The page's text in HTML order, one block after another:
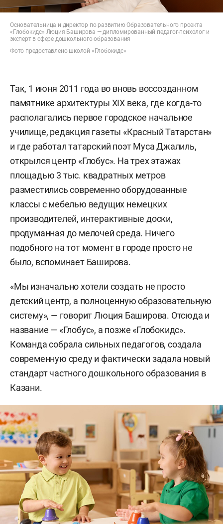
Основательница и директор по развитию Образовательного проекта
«Глобокидс» Люция Баширова — дипломированный педагог-психолог и
эксперт в сфере дошкольного образования
Фото предоставлено школой «Глобокидс»
Так, 1 июня 2011 года во вновь воссозданном
памятнике архитектуры XIX века, где когда-то
располагались первое городское начальное
училище, редакция газеты «Красный Татарстан»
и где работал татарский поэт Муса Джалиль,
открылся центр «Глобус». На трех этажах
площадью 3 тыс. квадратных метров
разместились современно оборудованные
классы с мебелью ведущих немецких
производителей, интерактивные доски,
продуманная до мелочей среда. Ничего
подобного на тот момент в городе просто не
было, вспоминает Баширова.
«Мы изначально хотели создать не просто
детский центр, а полноценную образовательную
систему», — говорит Люция Баширова. Отсюда и
название — «Глобус», а позже «Глобокидс».
Команда собрала сильных педагогов, создала
современную среду и фактически задала новый
стандарт частного дошкольного образования в
Казани.